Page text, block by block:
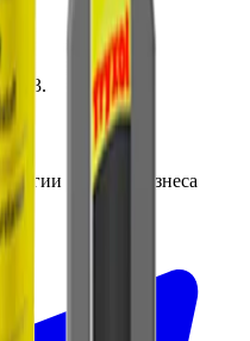
153.
для автобизнеса